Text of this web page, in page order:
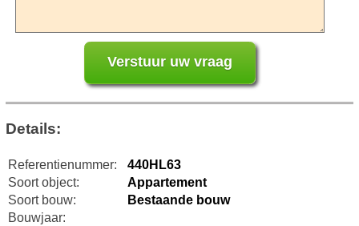
Details:
Referentienummer:
440HL63
Soort object:
Appartement
Soort bouw:
Bestaande bouw
Bouwjaar: